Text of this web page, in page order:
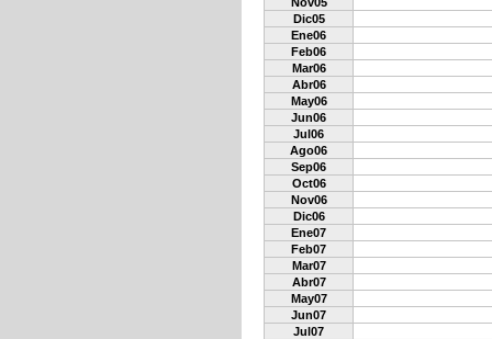
Dic05
Ene06
Feb06
Mar06
Abr06
May06
Jun06
Jul06
Ago06
Sep06
Oct06
Nov06
Dic06
Ene07
Feb07
Mar07
Abr07
May07
Jun07
Jul07